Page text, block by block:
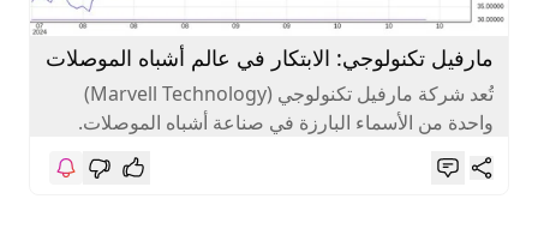
مارفيل تكنولوجي: الابتكار في عالم أشباه الموصلات
تُعد شركة مارفيل تكنولوجي (Marvell Technology)
واحدة من الأسماء البارزة في صناعة أشباه الموصلات.
تأسست الشركة في عام 1995، وحققت...